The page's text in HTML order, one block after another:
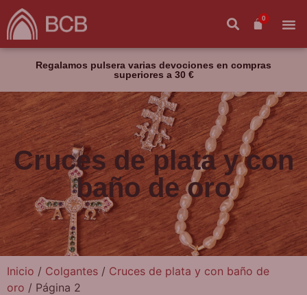
0
Regalamos pulsera varias devociones en compras
superiores a 30 €
Cruces de plata y con
baño de oro
Inicio / Colgantes / Cruces de plata y con baño de
oro / Página 2